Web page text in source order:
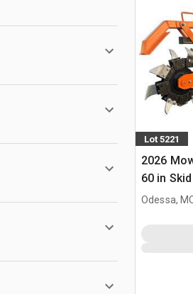
Lot 5221
2026
60 in
(Unused)
Odessa,